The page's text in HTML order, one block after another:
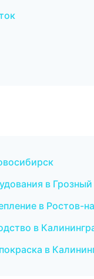
в Грозный
в Ростов-
в
в